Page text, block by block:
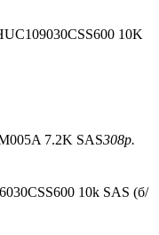
10K
7.2K SAS308р.
10k SAS (б/